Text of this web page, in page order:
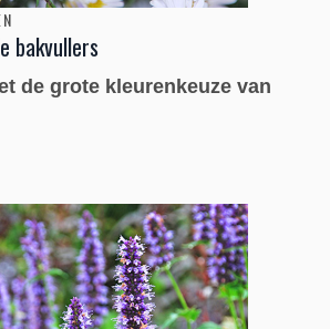
bakvullers
de grote kleurenkeuze van